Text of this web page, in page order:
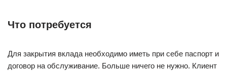
Что потребуется
Для закрытия вклада необходимо иметь при себе паспорт и
договор на обслуживание. Больше ничего не нужно. Клиент